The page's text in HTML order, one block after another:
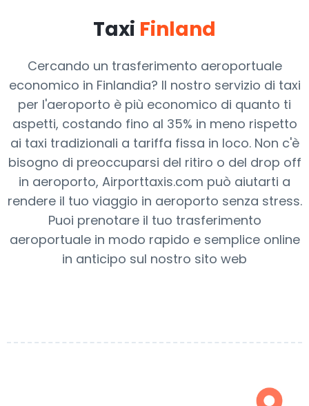
Taxi Finland
Cercando un trasferimento aeroportuale
economico in Finlandia? Il nostro servizio di taxi
per l'aeroporto è più economico di quanto ti
aspetti, costando fino al 35% in meno rispetto
ai taxi tradizionali a tariffa fissa in loco. Non c'è
bisogno di preoccuparsi del ritiro o del drop off
in aeroporto, Airporttaxis.com può aiutarti a
rendere il tuo viaggio in aeroporto senza stress.
Puoi prenotare il tuo trasferimento
aeroportuale in modo rapido e semplice online
in anticipo sul nostro sito web